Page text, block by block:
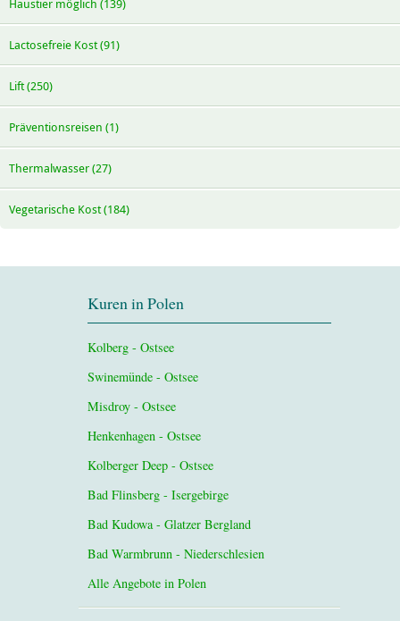
Haustier möglich (139)
Lactosefreie Kost (91)
Lift (250)
Präventionsreisen (1)
Thermalwasser (27)
Vegetarische Kost (184)
Kuren in Polen
Kolberg - Ostsee
Swinemünde - Ostsee
Misdroy - Ostsee
Henkenhagen - Ostsee
Kolberger Deep - Ostsee
Bad Flinsberg - Isergebirge
Bad Kudowa - Glatzer Bergland
Bad Warmbrunn - Niederschlesien
Alle Angebote in Polen